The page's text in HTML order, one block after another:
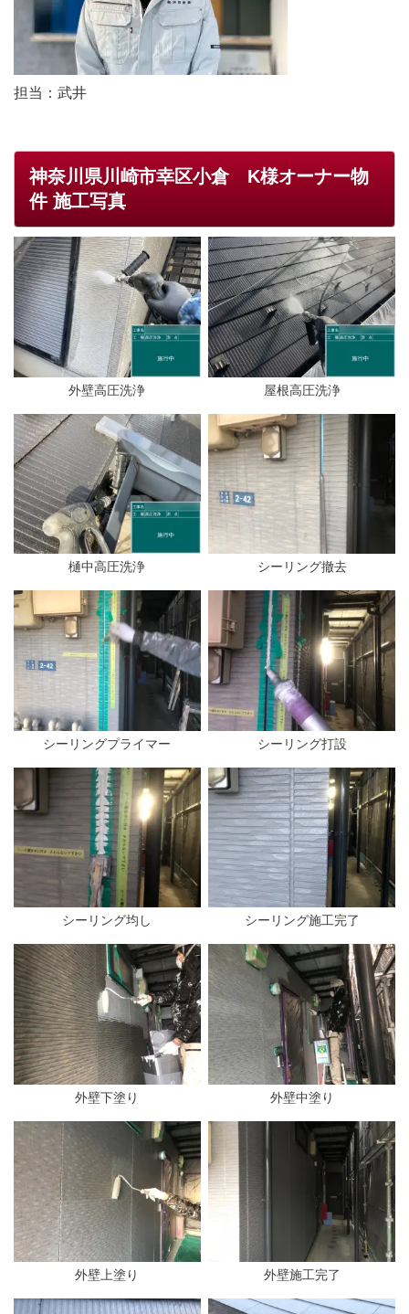
担当：武井
神奈川県川崎市幸区小倉 K様オーナー物
件 施工写真
外壁高圧洗浄 屋根高圧洗浄
樋中高圧洗浄 シーリング撤去
シーリングプライマー シーリング打設
シーリング均し シーリング施工完了
外壁下塗り 外壁中塗り
外壁上塗り 外壁施工完了